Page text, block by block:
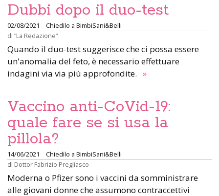
Dubbi dopo il duo-test
02/08/2021
Chiedilo a BimbiSani&Belli
di “La Redazione”
Quando il duo-test suggerisce che ci possa essere
un'anomalia del feto, è necessario effettuare
indagini via via più approfondite. »
Vaccino anti-CoVid-19:
quale fare se si usa la
pillola?
14/06/2021
Chiedilo a BimbiSani&Belli
di Dottor Fabrizio Pregliasco
Moderna o Pfizer sono i vaccini da somministrare
alle giovani donne che assumono contraccettivi